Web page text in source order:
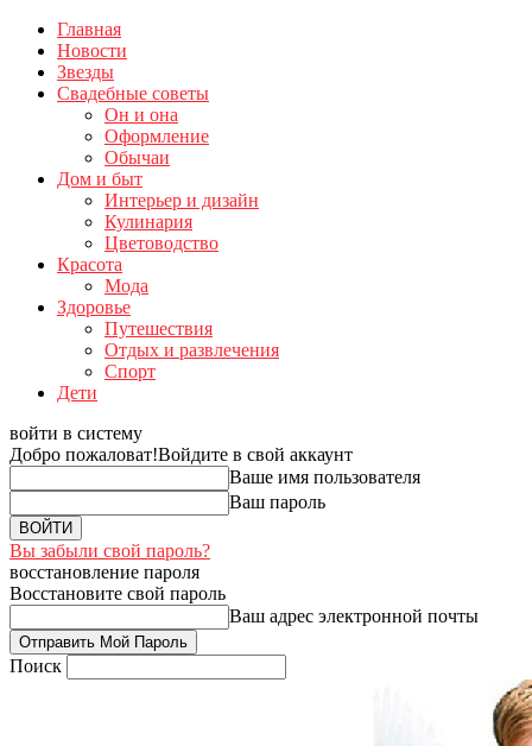
Главная
Новости
Звезды
Свадебные советы
Он и она
Оформление
Обычаи
Дом и быт
Интерьер и дизайн
Кулинария
Цветоводство
Красота
Мода
Здоровье
Путешествия
Отдых и развлечения
Спорт
Дети
войти в систему
Добро пожаловат!Войдите в свой аккаунт
Ваше имя пользователя
Ваш пароль
Вы забыли свой пароль?
восстановление пароля
Восстановите свой пароль
Ваш адрес электронной почты
Поиск